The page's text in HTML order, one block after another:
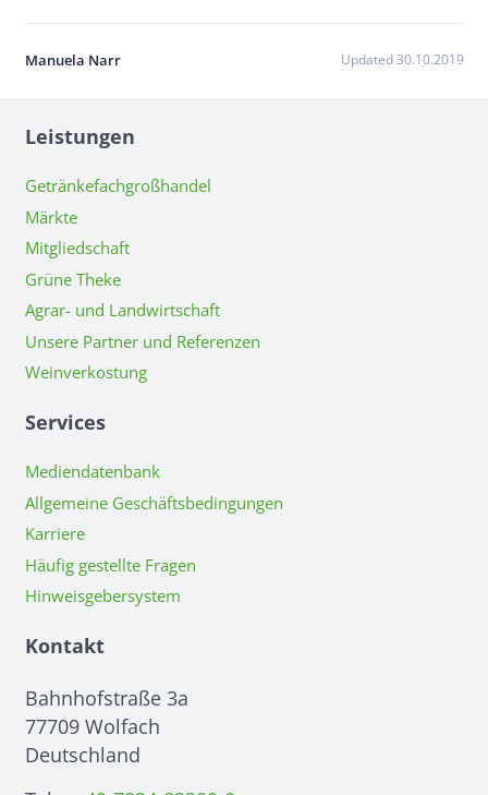
Manuela Narr Updated 30.10.2019
Leistungen
Getränkefachgroßhandel
Märkte
Mitgliedschaft
Grüne Theke
Agrar- und Landwirtschaft
Unsere Partner und Referenzen
Weinverkostung
Services
Mediendatenbank
Allgemeine Geschäftsbedingungen
Karriere
Häufig gestellte Fragen
Hinweisgebersystem
Kontakt
Bahnhofstraße 3a
77709 Wolfach
Deutschland